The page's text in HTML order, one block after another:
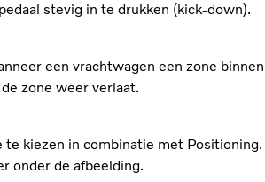
stevig in te drukken (kick-down).
een vrachtwagen een zone
zone weer verlaat.
kiezen in combinatie met
onder de afbeelding.